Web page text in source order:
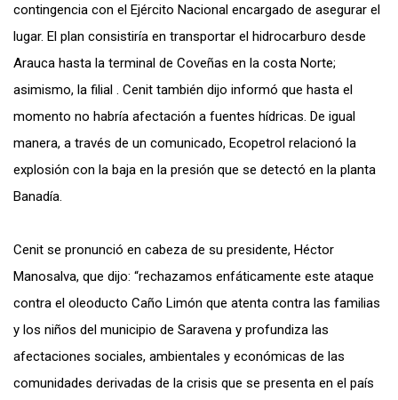
contingencia con el Ejército Nacional encargado de asegurar el
lugar. El plan consistiría en transportar el hidrocarburo desde
Arauca hasta la terminal de Coveñas en la costa Norte;
asimismo, la filial . Cenit también dijo informó que hasta el
momento no habría afectación a fuentes hídricas. De igual
manera, a través de un comunicado, Ecopetrol relacionó la
explosión con la baja en la presión que se detectó en la planta
Banadía.
Cenit se pronunció en cabeza de su presidente, Héctor
Manosalva, que dijo: “rechazamos enfáticamente este ataque
contra el oleoducto Caño Limón que atenta contra las familias
y los niños del municipio de Saravena y profundiza las
afectaciones sociales, ambientales y económicas de las
comunidades derivadas de la crisis que se presenta en el país